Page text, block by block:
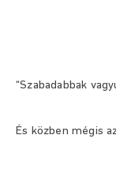
“Szabadabbak
És közben mégis